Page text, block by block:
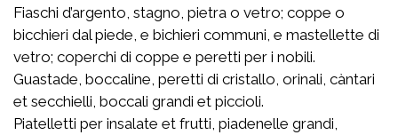
Fiaschi d’argento, stagno, pietra o vetro; coppe o
bicchieri dal piede, e bichieri communi, e mastellette di
vetro; coperchi di coppe e peretti per i nobili.
Guastade, boccaline, peretti di cristallo, orinali, càntari
et secchielli, boccali grandi et piccioli.
Piatelletti per insalate et frutti, piadenelle grandi,